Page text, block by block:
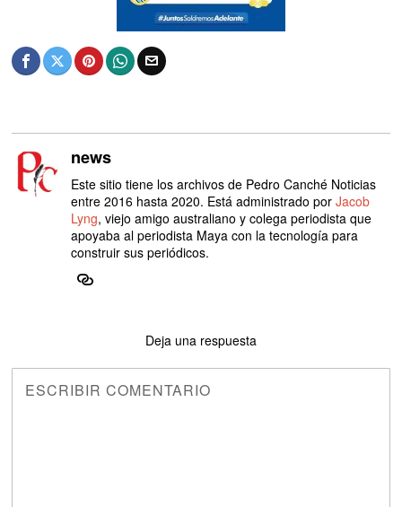
news
Este sitio tiene los archivos de Pedro Canché Noticias
entre 2016 hasta 2020. Está administrado porJacob
Lyng, viejo amigo australiano y colega periodista que
apoyaba al periodista Maya con la tecnología para
construir sus periódicos.
Deja una respuesta